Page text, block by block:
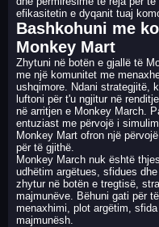
efikasitetin e dyqanit tuaj
Bashkohuni me
Monkey Mart
Zhytuni në botën e gjallë të
me një komunitet me
ushqimore. Ndani strategjitë,
luftoni për t'u ngjitur në
në arritjen e Monkey March.
entuziast me përvojë i
Monkey Mart ofron një
për të gjithë.
Monkey March nuk është
udhëtim argëtues, sfidues
zhytur në botën e tregtisë,
majmunëve. Bëhuni gati për
menaxhimi, plot argëtim,
majmunësh.